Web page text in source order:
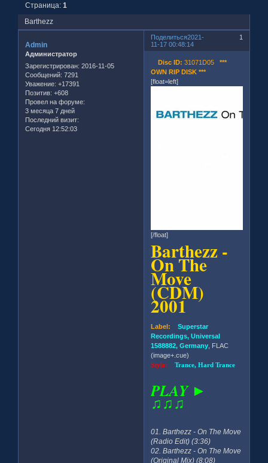
Barthezz
Страница:1
Поделиться 1
2021-
11-17 00:48:14
Admin
Администратор
Зарегистрирован: 2016-11-05
Сообщений: 7291
Уважение: +17391
Позитив: +608
Провел на форуме:
3 месяца 7 дней
Последний визит:
Сегодня 12:52:03
Disc ID: 31071D05***
OWN RIP DISK ***
[float=left]
[/float]
Barthezz -
On The
Move
(CDM)
2001
Label: Superstar
Recordings, Universal
1588882, Germany , FLAC
(image+.cue)
Style:Trance, Hard Trance
PLAY ►
♫♫♫
01. Barthezz - On The Move
(Radio Edit) (3:36)
02. Barthezz - On The Move
(Original Mix) (8:08)